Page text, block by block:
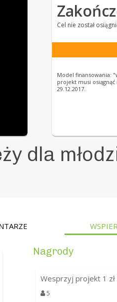
Cel nie został
Model finansowania:
projekt musi
29.12.2017.
dla
Nagrody
Wesprzyj projekt 1
5